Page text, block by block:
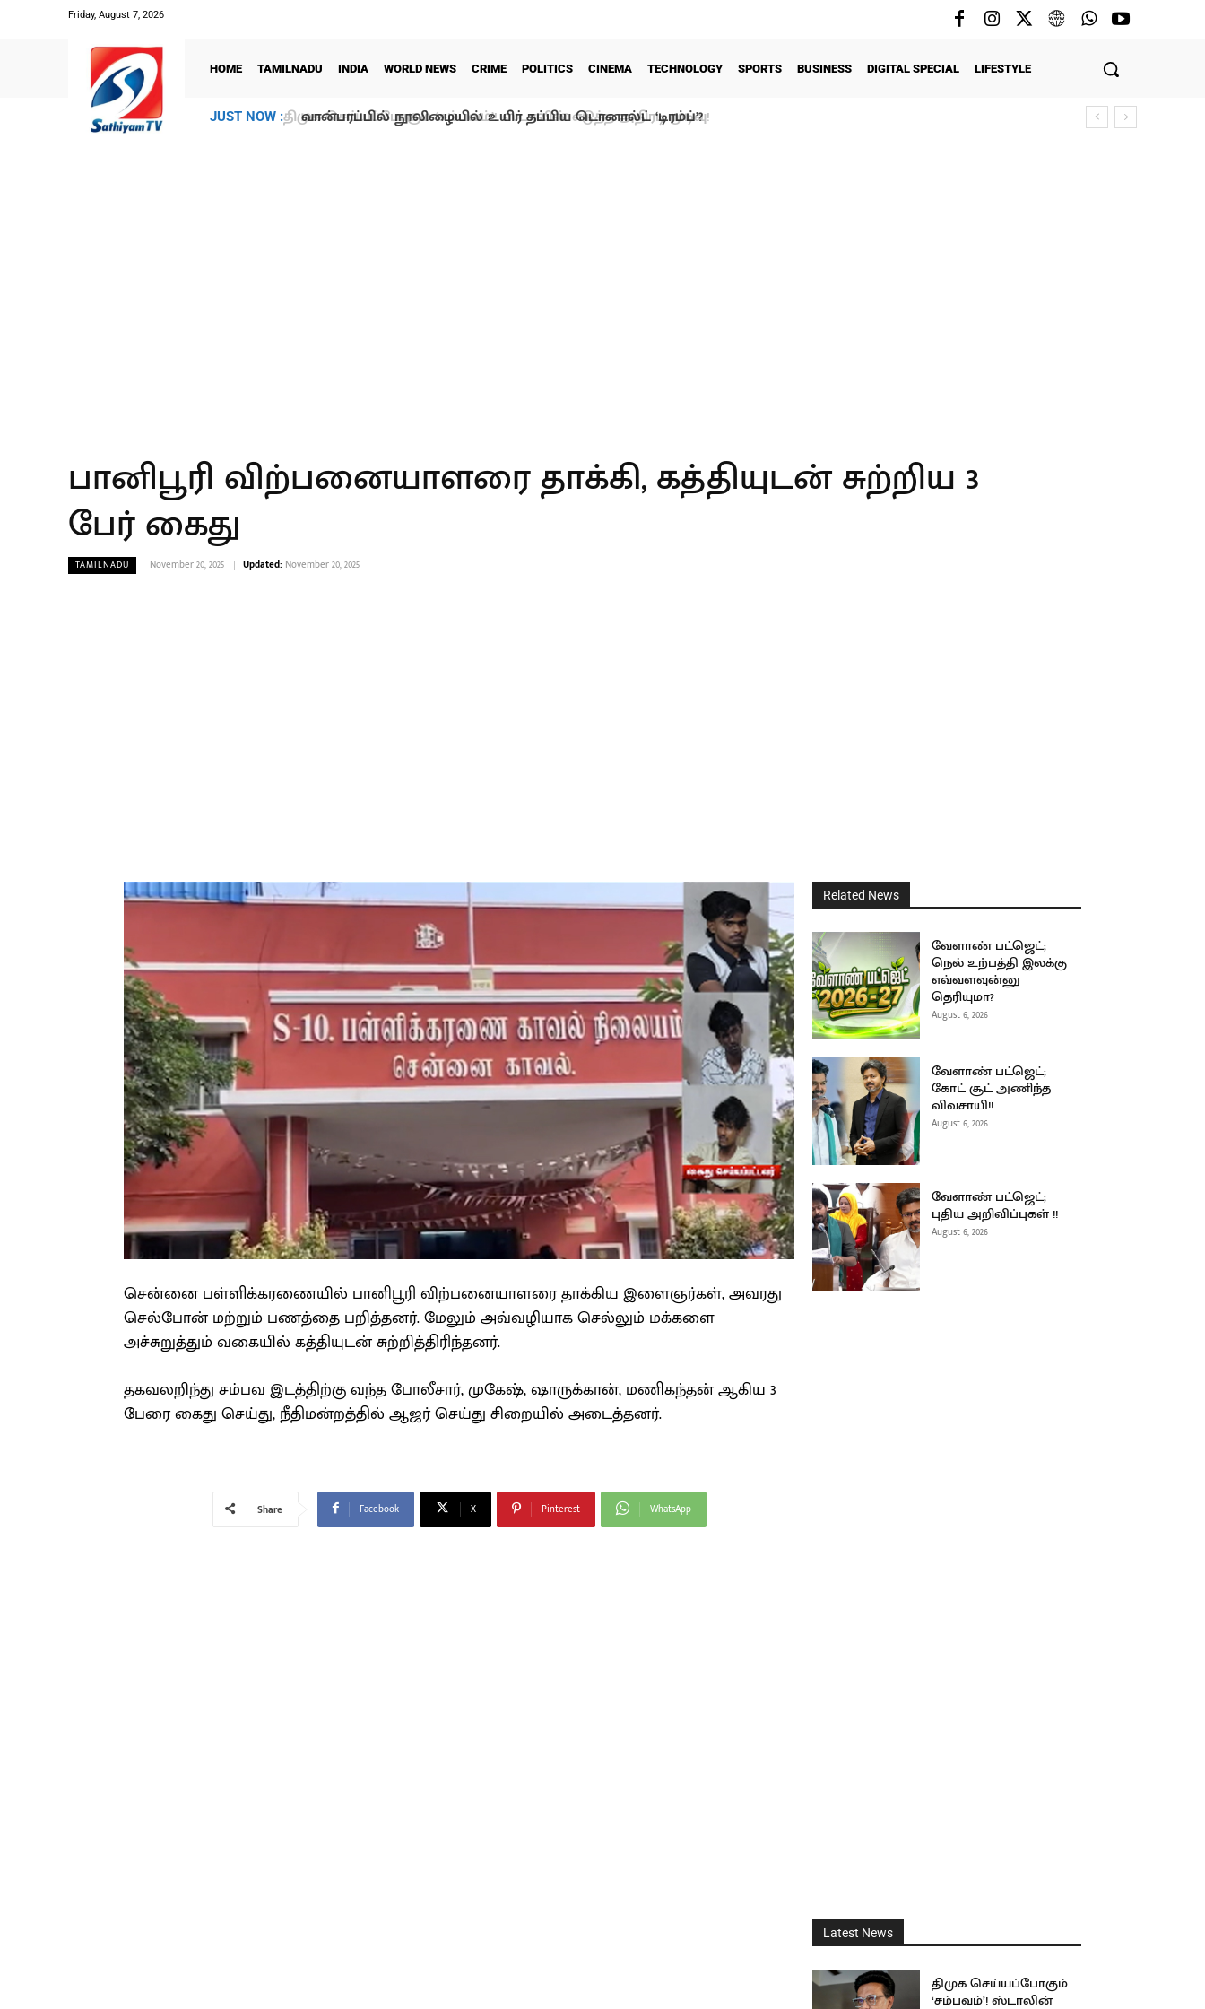
Friday, August 7, 2026
HOME TAMILNADU INDIA WORLD NEWS CRIME POLITICS CINEMA TECHNOLOGY SPORTS BUSINESS DIGITAL SPECIAL LIFESTYLE
JUST NOW : வான்பரப்பில் நூலிழையில் உயிர் தப்பிய டொனால்ட் ‘டிரம்ப்’?
பானிபூரி விற்பனையாளரை தாக்கி, கத்தியுடன் சுற்றிய 3
பேர் கைது
TAMILNADU November 20, 2025 Updated: November 20, 2025
சென்னை பள்ளிக்கரணையில் பானிபூரி விற்பனையாளரை தாக்கிய இளைஞர்கள், அவரது
செல்போன் மற்றும் பணத்தை பறித்தனர். மேலும் அவ்வழியாக செல்லும் மக்களை
அச்சுறுத்தும் வகையில் கத்தியுடன் சுற்றித்திரிந்தனர்.
தகவலறிந்து சம்பவ இடத்திற்கு வந்த போலீசார், முகேஷ், ஷாருக்கான், மணிகந்தன் ஆகிய 3
பேரை கைது செய்து, நீதிமன்றத்தில் ஆஜர் செய்து சிறையில் அடைத்தனர்.
Share Facebook X Pinterest WhatsApp
Related News
வேளாண் பட்ஜெட்;
நெல் உற்பத்தி இலக்கு
எவ்வளவுன்னு
தெரியுமா?
August 6, 2026
வேளாண் பட்ஜெட்;
கோட் சூட் அணிந்த
விவசாயி!!
August 6, 2026
வேளாண் பட்ஜெட்;
புதிய அறிவிப்புகள் !!
August 6, 2026
Latest News
திமுக செய்யப்போகும்
‘சம்பவம்’! ஸ்டாலின்